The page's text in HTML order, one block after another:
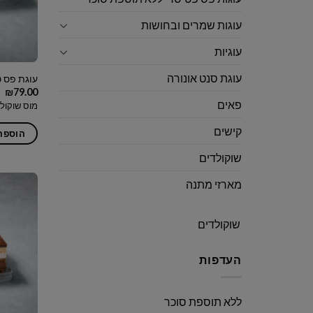
עוגות שמרים ובחושות
עוגיות
עוגת סנט אונורה
פאים
קישים
שוקולדים
מארזי מתנה
שוקולדים
העדפות
ללא תוספת סוכר
עוגת פס
₪79.00
מוס